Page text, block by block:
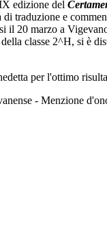
edizione del
di traduzione e
il 20 marzo a
della classe 2^H, si è
per l'ottimo